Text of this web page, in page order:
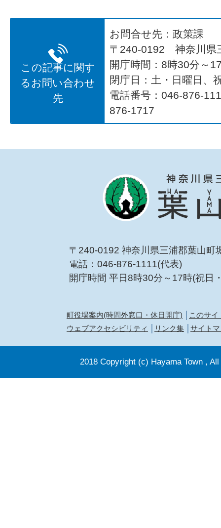
この記事に関す
るお問い合わせ
先
お問合せ先：政策課
〒240-0192 神奈川県
開庁時間：8時30分～
閉庁日：土・日曜日、
電話番号：046-876-
876-1717
〒240-0192 神奈川県三浦郡葉山町
電話：046-876-1111(代表)
開庁時間 平日8時30分～17時(祝日
町役場案内(時間外窓口・休日開庁)
このサイ
ウェブアクセシビリティ
リンク集 サイト
2018 Copyright (c) Hayama Town ,